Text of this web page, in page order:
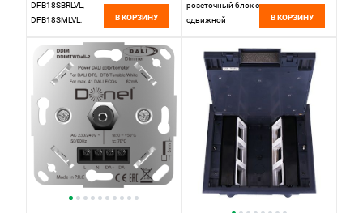
DFB18SBRLVL,
DFB18SMLVL,
DFB24MLVL,
DFB1824SSB
В КОРЗИНУ
розеточный блок с
сдвижной
6 мод. (3 мод.
45х45), черный,
DDSB6SCBS
В КОРЗИНУ